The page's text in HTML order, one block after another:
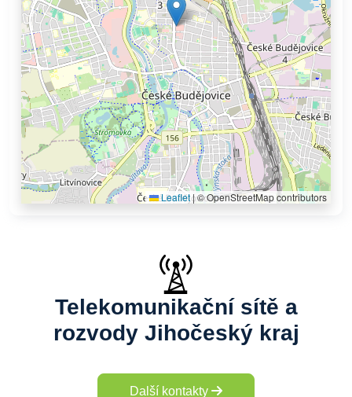
Leaflet|© OpenStreetMap contributors
Telekomunikační sítě a
rozvody Jihočeský kraj
Další kontakty